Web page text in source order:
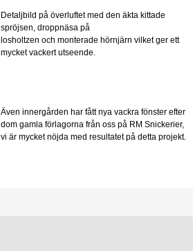
Detaljbild på överluftet med den äkta kittade
spröjsen, droppnäsa på
losholtzen och monterade hörnjärn vilket ger ett
mycket vackert utseende.
Även innergården har fått nya vackra fönster efter
dom gamla förlagorna från oss på RM Snickerier,
vi är mycket nöjda med resultatet på detta projekt.